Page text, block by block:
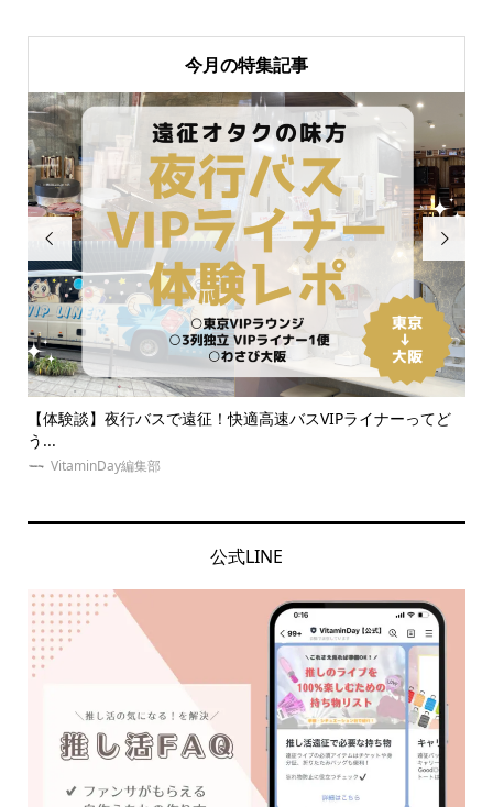
今月の特集記事

ライナーってど
【大人オタク向け】ライブ参戦服におすすめのブ

公式LINE